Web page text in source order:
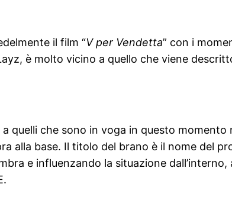
il film “V per Vendetta” con i
è molto vicino a quello che viene
quelli che sono in voga in questo
alla base. Il titolo del brano è il nome del
e influenzando la situazione